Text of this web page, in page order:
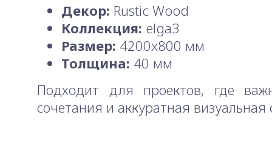
Декор: Rustic Wood
Коллекция: elga3
Размер: 4200x800 мм
Толщина: 40 мм
Подходит для проектов, где
сочетания и аккуратная визуальная